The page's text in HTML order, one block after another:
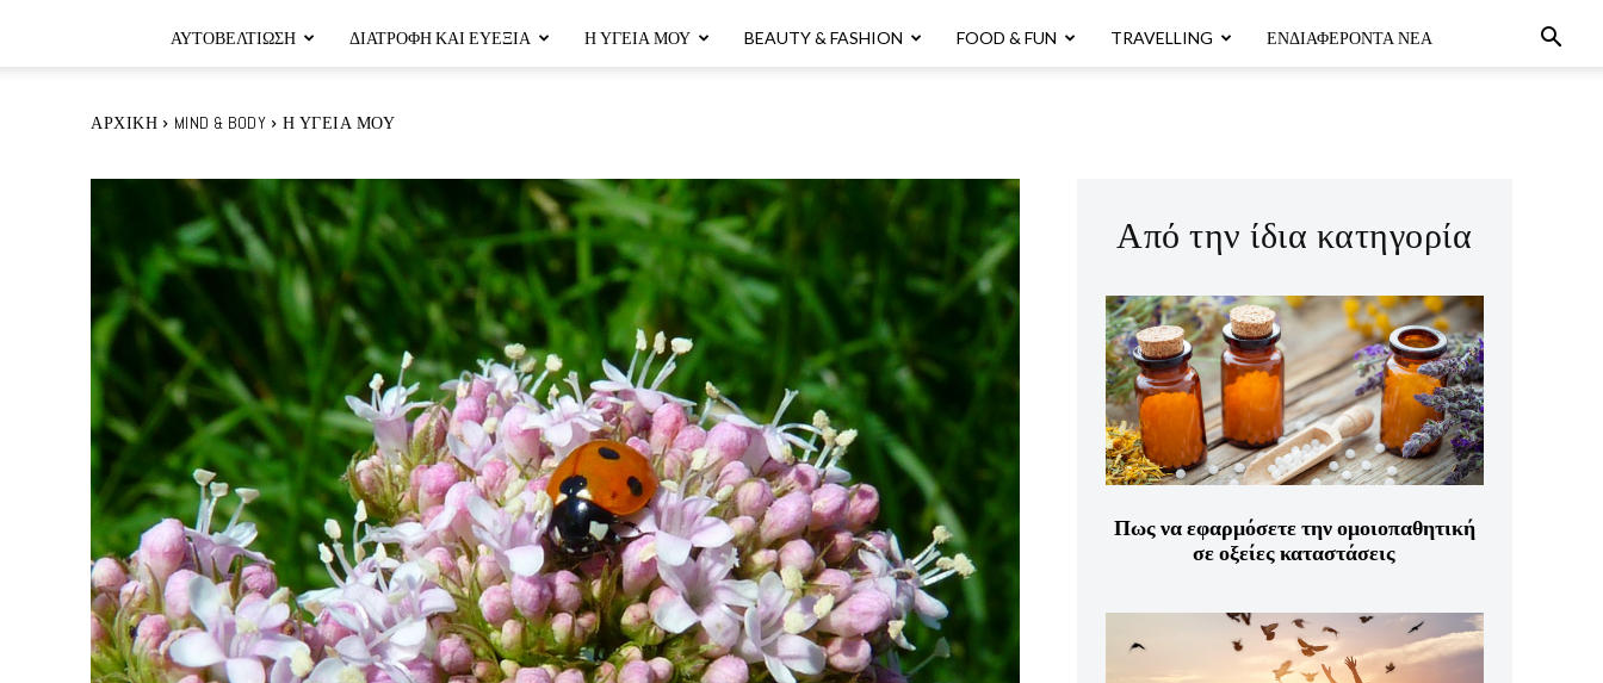
ΑΥΤΟΒΕΛΤΊΩΣΗ ΔΙΑΤΡΟΦΉ ΚΑΙ ΕΥΕΞΊΑ Η ΥΓΕΊΑ ΜΟΥ BEAUTY & FASHION FOOD & FUN TRAVELLING ΕΝΔΙΑΦΈΡΟΝΤΑ ΝΈΑ
ΑΡΧΙΚΉ MIND & BODY Η ΥΓΕΊΑ ΜΟΥ
Από την ίδια κατηγορία
Πως να εφαρμόσετε την ομοιοπαθητική
σε οξείες καταστάσεις